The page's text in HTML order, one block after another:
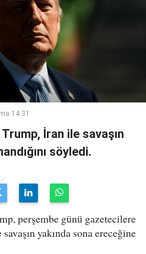
14:31
İran ile savaşın
söyledi.
perşembe günü gazetecilere
yakında sona ereceğine